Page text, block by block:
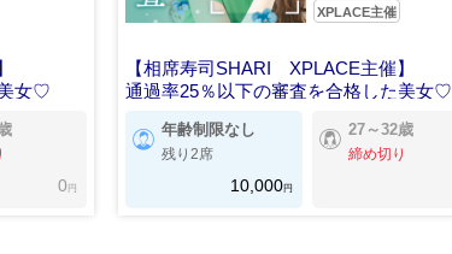
女♡
0 円
XPLACE主催
【相席寿司SHARI XPLACE主催】
通過率25％以下の審査を合格した美女♡
年齢制限なし
残り2席
10,000円
27～32歳
締め切り